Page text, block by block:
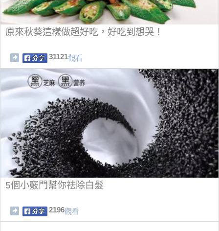
原來秋葵這樣做超好吃，好吃到想哭！
31121觀看
5個小竅門幫你祛除白髮
2196觀看